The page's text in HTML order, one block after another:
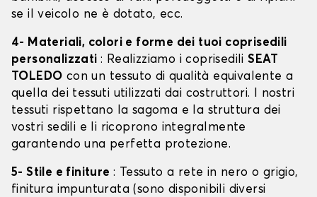
se il veicolo ne è dotato, ecc.
4- Materiali, colori e forme dei tuoi coprisedili
personalizzati: Realizziamo i coprisediliSEAT
TOLEDO con un tessuto di qualità equivalente a
quella dei tessuti utilizzati dai costruttori. I nostri
tessuti rispettano la sagoma e la struttura dei
vostri sedili e li ricoprono integralmente
garantendo una perfetta protezione.
5- Stile e finiture : Tessuto a rete in nero o grigio,
finitura impunturata (sono disponibili diversi